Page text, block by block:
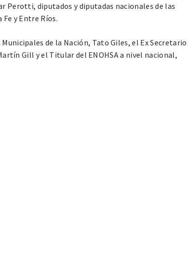
Perotti, diputados y diputadas nacionales de las
y Entre Ríos.
de la Nación, Tato Giles, el Ex Secretario
Gill y el Titular del ENOHSA a nivel nacional,